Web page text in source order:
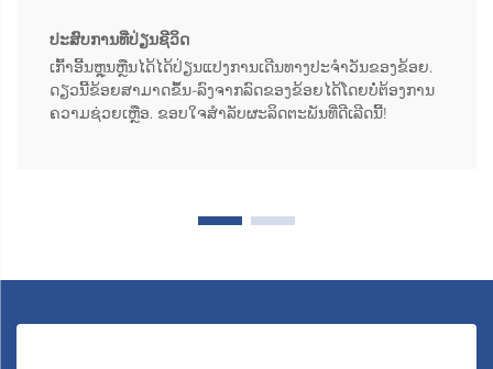
ປະສົບການທີ່ປ່ຽນຊີວິດ
ເກົ້າອີ້ນຫຼຸນຫຼືນໄດ້ໄດ້ປ່ຽນແປງການເດີນທາງປະຈຳວັນຂອງຂ້ອຍ.
ດຽວນີ້ຂ້ອຍສາມາດຂຶ້ນ-ລົງຈາກລົດຂອງຂ້ອຍໄດ້ໂດຍບໍ່ຕ້ອງການ
ຄວາມຊ່ວຍເຫຼືອ. ຂອບໃຈສຳລັບຜະລິດຕະພັນທີ່ດີເລີດນີ້!